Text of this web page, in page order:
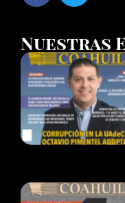
Nuestras